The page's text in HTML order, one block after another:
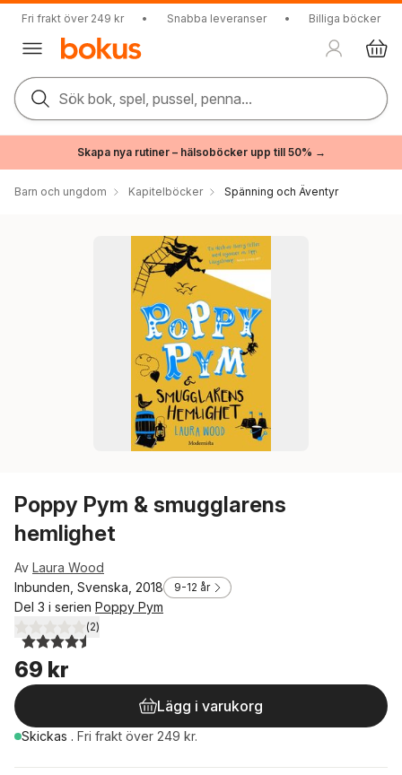
Fri frakt över 249 kr • Snabba leveranser • Billiga böcker
Sök bok, spel, pussel, penna...
Skapa nya rutiner – hälsoböcker upp till 50% →
Barn och ungdom Kapitelböcker Spänning och Äventyr
Poppy Pym & smugglarens
hemlighet
Av Laura Wood
Inbunden, Svenska, 2018
9-12 år
Del 3 i serien Poppy Pym
4,5utav 5 stjärnor. Totalt antal röster:
(2)
69 kr
Lägg i varukorg
Skickas . Fri frakt över 249 kr.